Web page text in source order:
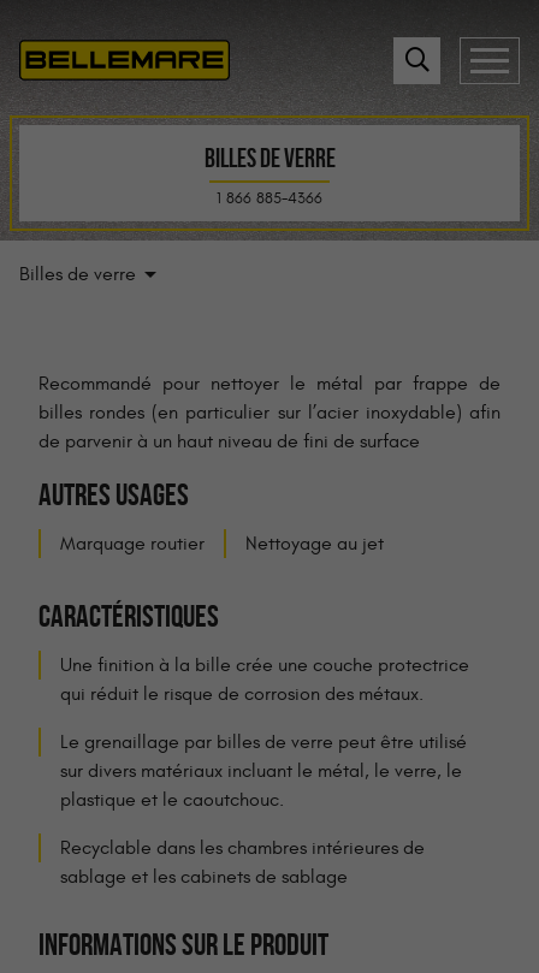
BILLES DE VERRE
1 866 885-4366
Billes de verre
Recommandé pour nettoyer le métal par frappe de
billes rondes (en particulier sur l’acier inoxydable) afin
de parvenir à un haut niveau de fini de surface
AUTRES USAGES
Marquage routier Nettoyage au jet
CARACTÉRISTIQUES
Une finition à la bille crée une couche protectrice
qui réduit le risque de corrosion des métaux.
Le grenaillage par billes de verre peut être utilisé
sur divers matériaux incluant le métal, le verre, le
plastique et le caoutchouc.
Recyclable dans les chambres intérieures de
sablage et les cabinets de sablage
INFORMATIONS SUR LE PRODUIT